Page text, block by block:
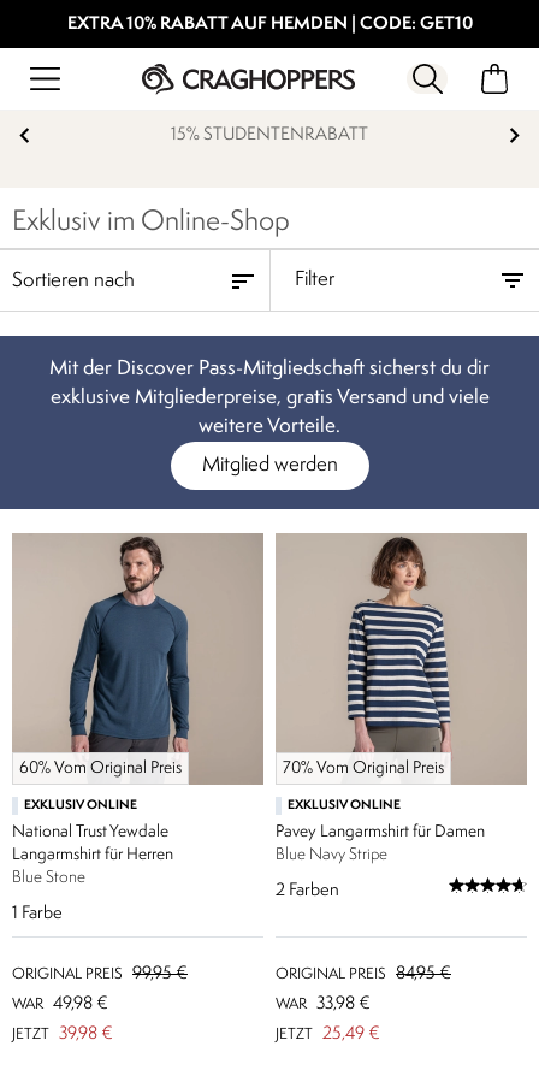
EXTRA 10% RABATT AUF HEMDEN | CODE: GET10
15% STUDENTENRABATT
Exklusiv im Online-Shop
Filter
Mit der Discover Pass-Mitgliedschaft sicherst du dir
exklusive Mitgliederpreise, gratis Versand und viele
weitere Vorteile.
Mitglied werden
60% Vom Original Preis
EXKLUSIV ONLINE
National Trust Yewdale
Langarmshirt für Herren
Blue Stone
1 Farbe
ORIGINAL PREIS 99,95 €
WAR 49,98 €
JETZT 39,98 €
70% Vom Original Preis
EXKLUSIV ONLINE
Pavey Langarmshirt für Damen
Blue Navy Stripe
2 Farben
ORIGINAL PREIS 84,95 €
WAR 33,98 €
JETZT 25,49 €